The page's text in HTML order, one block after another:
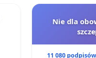
Nie dla
11 080 podpisów